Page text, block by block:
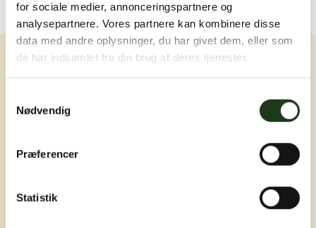
for sociale medier, annonceringspartnere og
analysepartnere. Vores partnere kan kombinere disse
data med andre oplysninger, du har givet dem, eller som
de har indsamlet fra din brug af deres tjenester.
Nødvendig
Præferencer
Statistik
Erfaring, nærvær og omsorg ved livets